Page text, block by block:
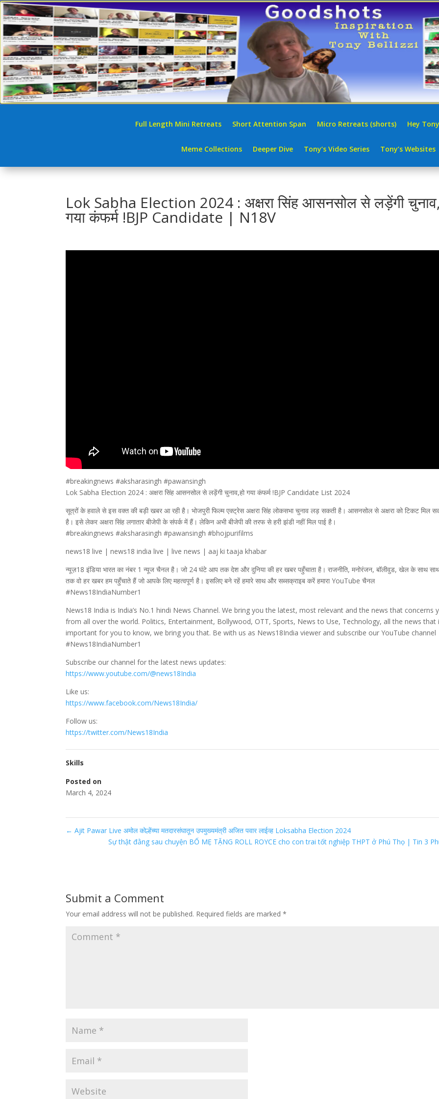
Full Length Mini Retreats Short Attention Span Micro Retreats (shorts) Hey
Meme Collections Deeper Dive Tony’s Video Series Tony’s Websites
Lok Sabha Election 2024 : अक्षरा सिंह आसनसोल से लड़ेंगी
गया कंफर्म !BJP Candidate | N18V
#breakingnews #aksharasingh #pawansingh
Lok Sabha Election 2024 : अक्षरा सिंह आसनसोल से लड़ेंगी चुनाव,हो गया कंफर्म !BJP Candidate List 2024
सूत्रों के हवाले से इस वक्त की बड़ी खबर आ रही है। भोजपुरी फिल्म एक्ट्रेस अक्षरा सिंह लोकसभा चुनाव लड़ सकती है। आसनसोल से अक्षरा को टिकट मिल
है। इसे लेकर अक्षरा सिंह लगातार बीजेपी के संपर्क में हैं। लेकिन अभी बीजेपी की तरफ से हरी झंडी नहीं मिल पाई है।
#breakingnews #aksharasingh #pawansingh #bhojpurifilms
news18 live | news18 india live | live news | aaj ki taaja khabar
न्यूज़18 इंडिया भारत का नंबर 1 न्यूज चैनल है। जो 24 घंटे आप तक देश और दुनिया की हर खबर पहुँचाता है। राजनीति, मनोरंजन, बॉलीवुड, खेल के साथ
तक वो हर खबर हम पहुँचाते हैं जो आपके लिए महत्वपूर्ण है। इसलिए बने रहें हमारे साथ और सब्सक्राइब करें हमारा YouTube चैनल
#News18IndiaNumber1
News18 India is India’s No.1 hindi News Channel. We bring you the latest, most relevant and the news that concerns
from all over the world. Politics, Entertainment, Bollywood, OTT, Sports, News to Use, Technology, all the news that
important for you to know, we bring you that. Be with us as News18India viewer and subscribe our YouTube channel
#News18IndiaNumber1
Subscribe our channel for the latest news updates:
https://www.youtube.com/@news18India
Like us:
https://www.facebook.com/News18India/
Follow us:
https://twitter.com/News18India
Skills
Posted on
March 4, 2024
← Ajit Pawar Live अमोल कोल्हेंच्या मतदारसंघातून उपमुख्यमंत्री अजित पवार लाईव्ह Loksabha Election 2024
Sự thật đằng sau chuyện BỐ MẸ TẶNG ROLL ROYCE cho con trai tốt nghiệp THPT ở Phú Thọ | Tin 3
Submit a Comment
Your email address will not be published. Required fields are marked*